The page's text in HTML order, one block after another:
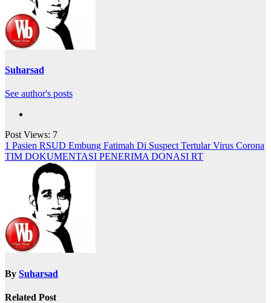
Suharsad
See author's posts
Post Views: 7
Navigasi
pos
1 Pasien RSUD Embung Fatimah Di Suspect Tertular Virus Corona
TIM DOKUMENTASI PENERIMA DONASI RT
By Suharsad
Related Post